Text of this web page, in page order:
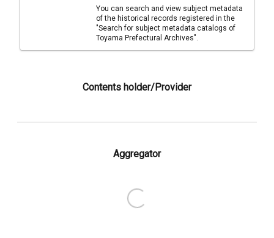
You can search and view subject metadata
of the historical records registered in the
"Search for subject metadata catalogs of
Toyama Prefectural Archives".
Contents holder/Provider
Aggregator